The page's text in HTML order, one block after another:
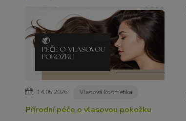
14.05.2026 Vlasová kosmetika
Přírodní péče o vlasovou pokožku